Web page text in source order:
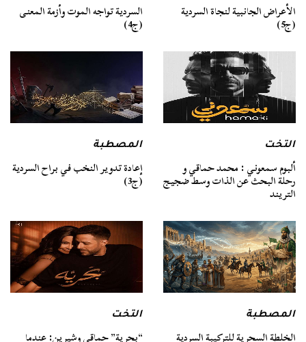
الأعراض الجانبية لنجاة السردية
(ج5)
السردية تواجه الموت وأزمة المعنى
(ج4)
التخت
ألبوم سمعوني : محمد حماقي و
رحلة البحث عن الذات وسط ضجيج
التريند
المصطبة
إعادة تدوير النخب في براح السردية
(ج3)
المصطبة
الخلطة السحرية للتركيبة السردية
التخت
“بحرية” حماقي وشيرين: عندما